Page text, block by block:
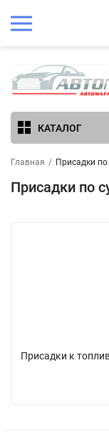
КАТАЛОГ
Главная / Присадки по
Присадки по
Присадки к